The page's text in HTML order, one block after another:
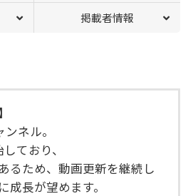
掲載者情報
ネル。
ており、
るため、動画更新を継続し
成長が望めます。